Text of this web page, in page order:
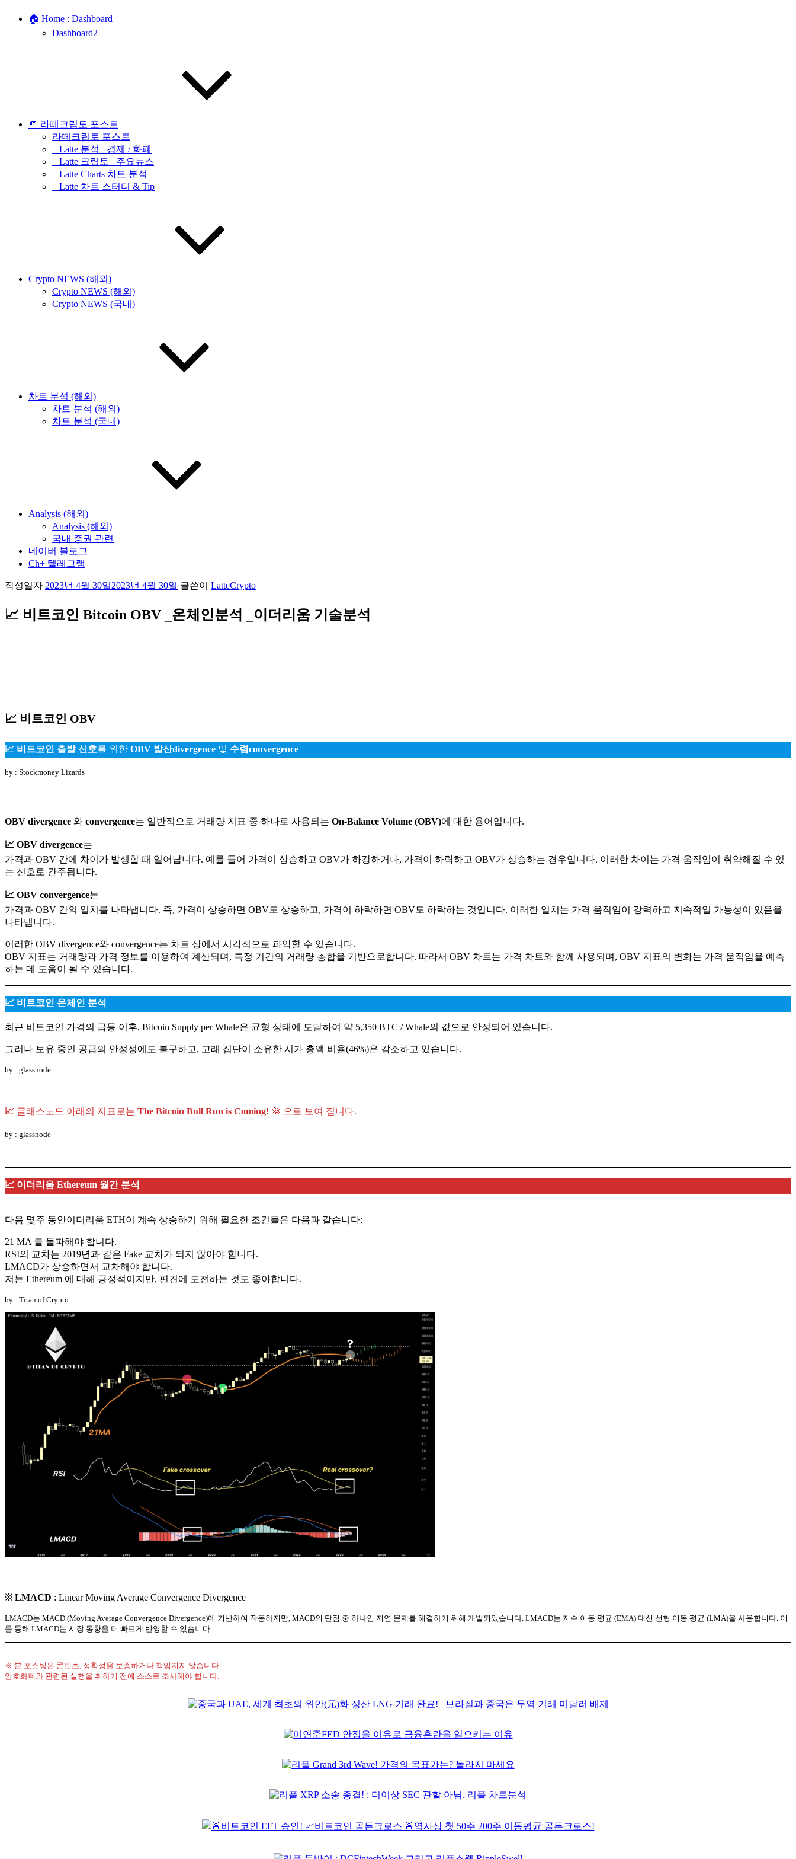
🏠 Home : Dashboard
Dashboard2
📒 라떼크립토 포스트
라떼크립토 포스트
_ Latte 분석 _경제 / 화폐
_ Latte 크립토 _주요뉴스
_ Latte Charts 차트 분석
_ Latte 차트 스터디 & Tip
Crypto NEWS (해외)
Crypto NEWS (해외)
Crypto NEWS (국내)
차트 분석 (해외)
차트 분석 (해외)
차트 분석 (국내)
Analysis (해외)
Analysis (해외)
국내 증권 관련
네이버 블로그
Ch+ 텔레그램
작성일자 2023년 4월 30일2023년 4월 30일 글쓴이 LatteCrypto
📈 비트코인 Bitcoin OBV _온체인분석 _이더리움 기술분석
📈 비트코인 OBV
📈 비트코인 출발 신호를 위한 OBV 발산divergence 및 수렴convergence
by : Stockmoney Lizards
OBV divergence 와 convergence는 일반적으로 거래량 지표 중 하나로 사용되는 On-Balance Volume (OBV)에 대한 용어입니다.
📈 OBV divergence는
가격과 OBV 간에 차이가 발생할 때 일어납니다. 예를 들어 가격이 상승하고 OBV가 하강하거나, 가격이 하락하고 OBV가 상승하는 경우입니다. 이러한 차이는 가격 움직임이 취약해질 수 있
는 신호로 간주됩니다.
📈 OBV convergence는
가격과 OBV 간의 일치를 나타냅니다. 즉, 가격이 상승하면 OBV도 상승하고, 가격이 하락하면 OBV도 하락하는 것입니다. 이러한 일치는 가격 움직임이 강력하고 지속적일 가능성이 있음을
나타냅니다.
이러한 OBV divergence와 convergence는 차트 상에서 시각적으로 파악할 수 있습니다.
OBV 지표는 거래량과 가격 정보를 이용하여 계산되며, 특정 기간의 거래량 총합을 기반으로합니다. 따라서 OBV 차트는 가격 차트와 함께 사용되며, OBV 지표의 변화는 가격 움직임을 예측
하는 데 도움이 될 수 있습니다.
📈 비트코인 온체인 분석
최근 비트코인 가격의 급등 이후, Bitcoin Supply per Whale은 균형 상태에 도달하여 약 5,350 BTC / Whale의 값으로 안정되어 있습니다.
그러나 보유 중인 공급의 안정성에도 불구하고, 고래 집단이 소유한 시가 총액 비율(46%)은 감소하고 있습니다.
by : glassnode
📈 글래스노드 아래의 지표로는 The Bitcoin Bull Run is Coming! 🚀 으로 보여 집니다.
by : glassnode
📈 이더리움 Ethereum 월간 분석
다음 몇주 동안이더리움 ETH이 계속 상승하기 위해 필요한 조건들은 다음과 같습니다:
21 MA 를 돌파해야 합니다.
RSI의 교차는 2019년과 같은 Fake 교차가 되지 않아야 합니다.
LMACD가 상승하면서 교차해야 합니다.
저는 Ethereum 에 대해 긍정적이지만, 편견에 도전하는 것도 좋아합니다.
by : Titan of Crypto
※ LMACD : Linear Moving Average Convergence Divergence
LMACD는 MACD (Moving Average Convergence Divergence)에 기반하여 작동하지만, MACD의 단점 중 하나인 지연 문제를 해결하기 위해 개발되었습니다. LMACD는 지수 이동 평균 (EMA) 대신 선형 이동 평균 (LMA)을 사용합니다. 이
를 통해 LMACD는 시장 동향을 더 빠르게 반영할 수 있습니다.
※ 본 포스팅은 콘텐츠, 정확성을 보증하거나 책임지지 않습니다.
암호화폐와 관련된 실행을 취하기 전에 스스로 조사해야 합니다.